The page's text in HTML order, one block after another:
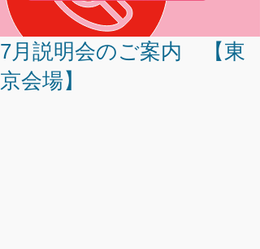
7月説明会のご案内 【東
京会場】